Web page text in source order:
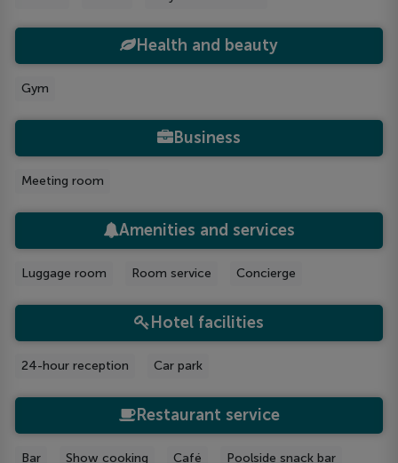
Health and beauty
Gym
Business
Meeting room
Amenities and services
Luggage room Room service Concierge
Hotel facilities
24-hour reception Car park
Restaurant service
Bar Show cooking Café Poolside snack bar